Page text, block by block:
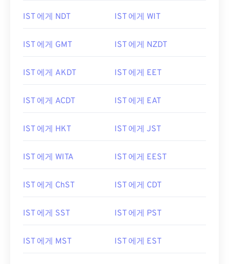
IST 에게 NDT IST 에게 WIT
IST 에게 GMT IST 에게 NZDT
IST 에게 AKDT IST 에게 EET
IST 에게 ACDT IST 에게 EAT
IST 에게 HKT IST 에게 JST
IST 에게 WITA IST 에게 EEST
IST 에게 ChST IST 에게 CDT
IST 에게 SST IST 에게 PST
IST 에게 MST IST 에게 EST